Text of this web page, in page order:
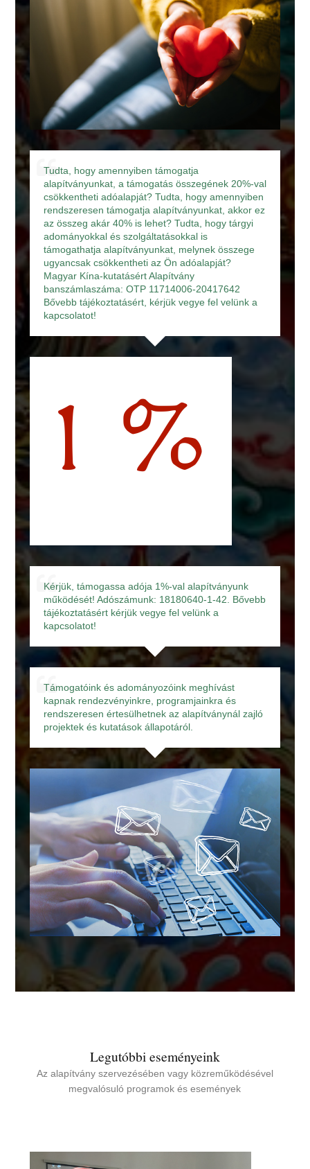
Tudta, hogy amennyiben támogatja
alapítványunkat, a támogatás összegének 20%-val
csökkentheti adóalapját? Tudta, hogy amennyiben
rendszeresen támogatja alapítványunkat, akkor ez
az összeg akár 40% is lehet? Tudta, hogy tárgyi
adományokkal és szolgáltatásokkal is
támogathatja alapítványunkat, melynek összege
ugyancsak csökkentheti az Ön adóalapját?
Magyar Kína-kutatásért Alapítvány
banszámlaszáma: OTP 11714006-20417642
Bővebb tájékoztatásért, kérjük vegye fel velünk a
kapcsolatot!
Kérjük, támogassa adója 1%-val alapítványunk
működését! Adószámunk: 18180640-1-42. Bővebb
tájékoztatásért kérjük vegye fel velünk a
kapcsolatot!
Támogatóink és adományozóink meghívást
kapnak rendezvényinkre, programjainkra és
rendszeresen értesülhetnek az alapítványnál zajló
projektek és kutatások állapotáról.
Legutóbbi eseményeink
Az alapítvány szervezésében vagy közreműködésével
megvalósuló programok és események